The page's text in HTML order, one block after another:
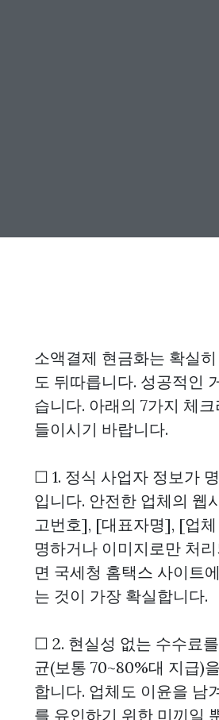
소액결제 현금화는 확실
도 뒤따릅니다. 성공적인
습니다. 아래의 7가지 체
들이시기 바랍니다.
☐ 1. 정식 사업자 정보가
입니다. 안전한 업체의 웹
고번호], [대표자명], [업
명하거나 이미지로만 처
면 국세청 홈택스 사이트
는 것이 가장 확실합니다.
☐ 2. 현실성 없는 수수료를
균(보통 70~80%대 지급)
합니다. 업체도 이윤을 남
를 유인하기 위한 미끼일